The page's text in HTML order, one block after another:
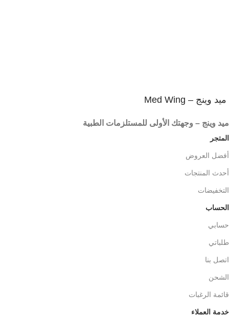
ميد وينج – Med Wing
ميد وينج – وجهتك الأولى للمستلزمات الطبية
المتجر
أفضل العروض
أحدث المنتجات
التخفيضات
الحساب
حسابي
طلباتي
اتصل بنا
الشحن
قائمة الرغبات
خدمة العملاء